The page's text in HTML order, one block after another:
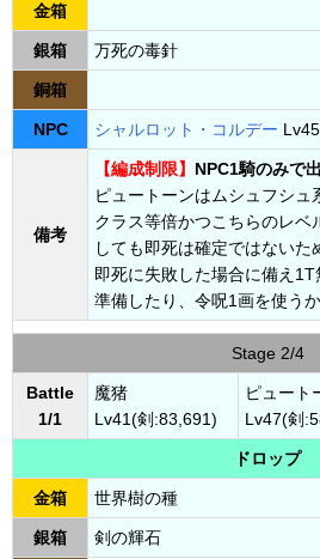
金箱
銀箱 万死の毒針
銅箱
NPC シャルロット・コルデー
備考
【編成制限】 NPC1騎のみで出
ピュートーンはムシュフシュ
クラス等倍かつこちらのレベ
しても即死は確定ではないた
即死に失敗した場合に備え
準備したり、令呪1画を使う
Stage 2/4
Battle
1/1
魔猪
Lv41(剣:83,691)
ピュート
Lv47(剣
ドロップ
金箱 世界樹の種
銀箱 剣の輝石